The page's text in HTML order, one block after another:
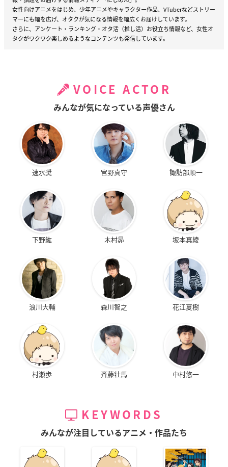
女性向けアニメをはじめ、少年アニメやキャラクター作品、VTuberなどストリー
マーにも幅を広げ、オタクが気になる情報を幅広くお届けしています。
さらに、アンケート・ランキング・オタ活（推し活）お役立ち情報など、女性オ
タクがワクワク楽しめるようなコンテンツも発信しています。
VOICE ACTOR
みんなが気になっている声優さん
速水奨 宮野真守 諏訪部順一
下野紘 木村昴 坂本真綾
浪川大輔 森川智之 花江夏樹
村瀬歩 斉藤壮馬 中村悠一
KEYWORDS
みんなが注目しているアニメ・作品たち